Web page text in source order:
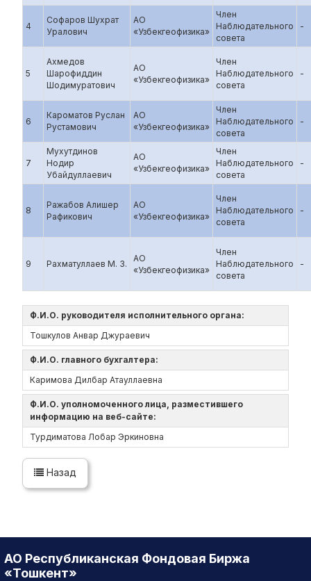
4
Софаров Шухрат
Уралович
АО
«Узбекгеофизика»
Член
Наблюдательного
совета
-
5
Ахмедов
Шарофиддин
Шодимуратович
АО
«Узбекгеофизика»
Член
Наблюдательного
совета
-
6
Кароматов Руслан
Рустамович
АО
«Узбекгеофизика»
Член
Наблюдательного
совета
-
7
Мухутдинов
Нодир
Убайдуллаевич
АО
«Узбекгеофизика»
Член
Наблюдательного
совета
-
8
Ражабов Алишер
Рафикович
АО
«Узбекгеофизика»
Член
Наблюдательного
совета
-
9 Рахматуллаев М. З.
АО
«Узбекгеофизика»
Член
Наблюдательного
совета
-
Ф.И.О. руководителя исполнительного органа:
Тошкулов Анвар Джураевич
Ф.И.О. главного бухгалтера:
Каримова Дилбар Атауллаевна
Ф.И.О. уполномоченного лица, разместившего
информацию на веб-сайте:
Турдиматова Лобар Эркиновна
Назад
АО Республиканская Фондовая Биржа
«Тошкент»